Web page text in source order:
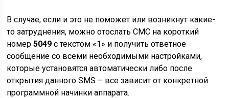
В случае, если и это не поможет или возникнут какие-
то затруднения, можно отослать СМС на короткий
номер5049 с текстом «1» и получить ответное
сообщение со всеми необходимыми настройками,
которые установятся автоматически либо после
открытия данного SMS – все зависит от конкретной
программной начинки аппарата.